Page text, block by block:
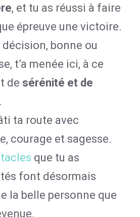
, et tu as réussi à faire
épreuve une victoire.
décision, bonne ou
t’a menée ici, à ce
de sérénité et de
.
ta route avec
courage et sagesse.
que tu as
font désormais
la belle personne que